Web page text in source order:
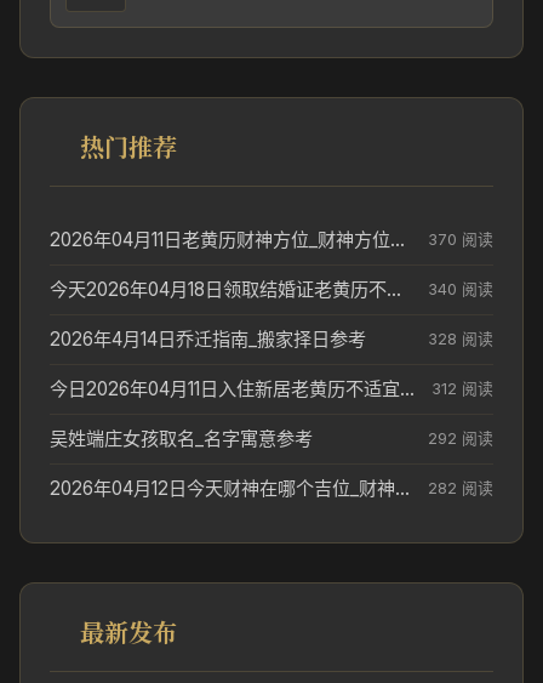
热门推荐
2026年04月11日老黄历财神方位_财神方位与供奉讲究 370 阅读
今天2026年04月18日领取结婚证老黄历不适合吗_领证日期参考 340 阅读
2026年4月14日乔迁指南_搬家择日参考 328 阅读
今日2026年04月11日入住新居老黄历不适宜吗_搬家择日参考 312 阅读
吴姓端庄女孩取名_名字寓意参考 292 阅读
2026年04月12日今天财神在哪个吉位_财神方位参考 282 阅读
最新发布